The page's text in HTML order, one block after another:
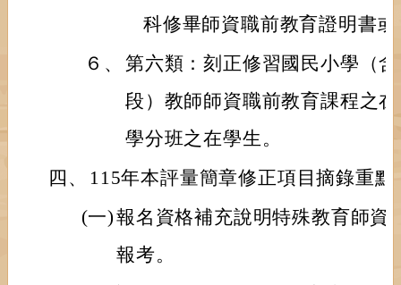
科修畢師資職前教育證明書
６、 第六類：刻正修習國民小學（
段）教師師資職前教育課程之
學分班之在學生。
四、
115年本評量簡章修正項目摘錄重點
(一)報名資格補充說明特殊教育師資
報考。